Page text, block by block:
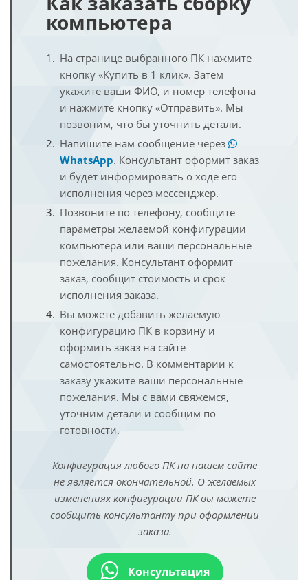
компьютера
На странице выбранного ПК нажмите
кнопку «Купить в 1 клик». Затем
укажите ваши ФИО, и номер телефона
и нажмите кнопку «Отправить». Мы
позвоним, что бы уточнить детали.
Напишите нам сообщение через
WhatsApp. Консультант оформит заказ
и будет информировать о ходе его
исполнения через мессенджер.
Позвоните по телефону, сообщите
параметры желаемой конфигурации
компьютера или ваши персональные
пожелания. Консультант оформит
заказ, сообщит стоимость и срок
исполнения заказа.
Вы можете добавить желаемую
конфигурацию ПК в корзину и
оформить заказ на сайте
самостоятельно. В комментарии к
заказу укажите ваши персональные
пожелания. Мы с вами свяжемся,
уточним детали и сообщим по
готовности.
Конфигурация любого ПК на нашем сайте
не является окончательной. О желаемых
изменениях конфигурации ПК вы можете
сообщить консультанту при оформлении
заказа.
Консультация